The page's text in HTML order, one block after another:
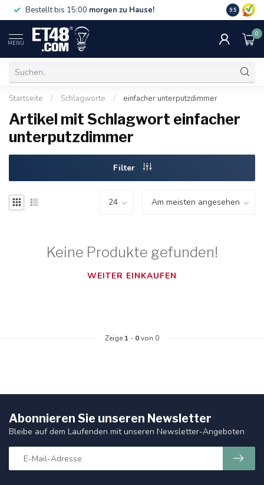
Bestellt bis 15:00 morgen zu Hause! 75 €. Nur
9.5
MENU
0
Startseite / Schlagworte / einfacher unterputzdimmer
Artikel mit Schlagwort einfacher
unterputzdimmer
Filter
Keine Produkte gefunden!
WEITER EINKAUFEN
Zeige 1 - 0von 0
Abonnieren Sie unseren Newsletter
Bleibe auf dem Laufenden mit unseren Newsletter-Angeboten